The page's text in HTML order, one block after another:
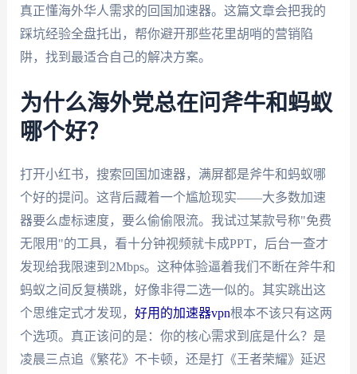
真正懂海外华人需求的回国加速器。这篇文章会把我的
踩坑经验全盘托出，帮你避开那些花里胡哨的营销陷
阱，找到最适合自己的解决方案。
为什么海外党总在问斧牛和蚂蚁
哪个好？
打开小红书，搜索回国加速器，满屏都是斧牛和蚂蚁哪
个好的提问。这背后藏着一个尴尬现实——大多数加速
器要么虚标速度，要么偷偷限流。我试过某款号称"免费
无限用"的工具，看十分钟视频就卡成PPT，后台一查才
发现给我限速到2Mbps。这种体验逼着我们不断在斧牛和
蚂蚁之间反复横跳，好像非得二选一似的。其实跳出这
个思维定式才发现， 好用的加速器vpn根本不该只有这两
个选项。真正该问的是：你的核心需求到底是什么？是
凌晨三点追《繁花》不卡顿，还是打《王者荣耀》延迟